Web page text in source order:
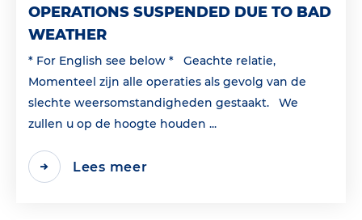
OPERATIONS SUSPENDED DUE TO BAD
WEATHER
* For English see below * Geachte relatie,
Momenteel zijn alle operaties als gevolg van de
slechte weersomstandigheden gestaakt. We
zullen u op de hoogte houden ...
Lees meer